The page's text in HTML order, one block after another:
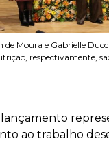
de Moura e Gabrielle
respectivamente,
lançamento
ao trabalho